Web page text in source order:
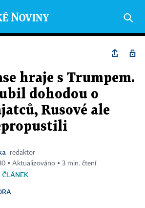
hraje s Trumpem.
dohodou o
Rusové ale
redaktor
▪ Aktualizováno ▪ 3 min. čtení
ČLÁNEK